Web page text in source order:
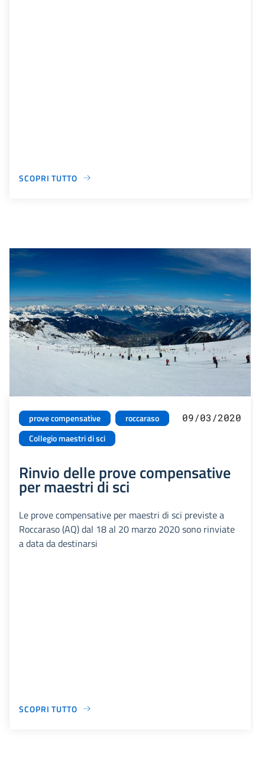
SCOPRI TUTTO
prove compensative
roccaraso
Collegio maestri di sci
09/03/2020
Rinvio delle prove compensative
per maestri di sci
Le prove compensative per maestri di sci previste a
Roccaraso (AQ) dal 18 al 20 marzo 2020 sono rinviate
a data da destinarsi
SCOPRI TUTTO